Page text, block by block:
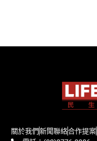
關於我們新聞聯絡合作提案